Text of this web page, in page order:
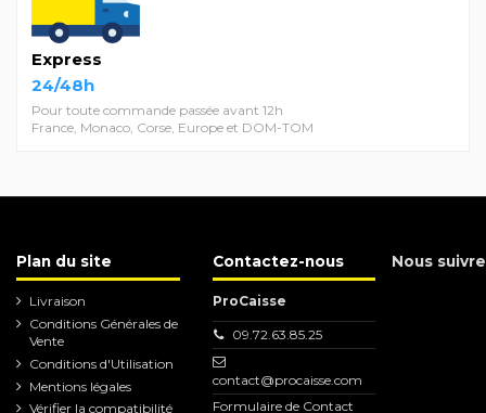
Express
24/48h
Pour toute commande passée avant 12h
France, Monaco, Corse, Europe et DOM-TOM
Plan du site
Livraison
Conditions Générales de
Vente
Conditions d'Utilisation
Mentions légales
Vérifier la compatibilité
Contactez-nous
ProCaisse
09.72.63.85.25
contact@procaisse.com
Formulaire de Contact
Nous suivre